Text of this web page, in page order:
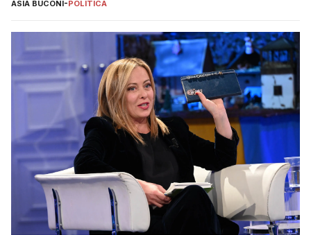
ASIA BUCONI-POLITICA